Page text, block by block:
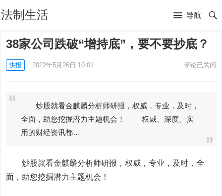
法制生活 导航
38家公司跌破“增持底”，要不要抄底？
快报 2022年5月26日 10:01 评论已关闭
炒股就看金麒麟分析师研报，权威，专业，及时，
全面，助您挖掘潜力主题机会！ 权威、深度、实
用的财经资讯都…
炒股就看金麒麟分析师研报，权威，专业，及时，全
面，助您挖掘潜力主题机会！